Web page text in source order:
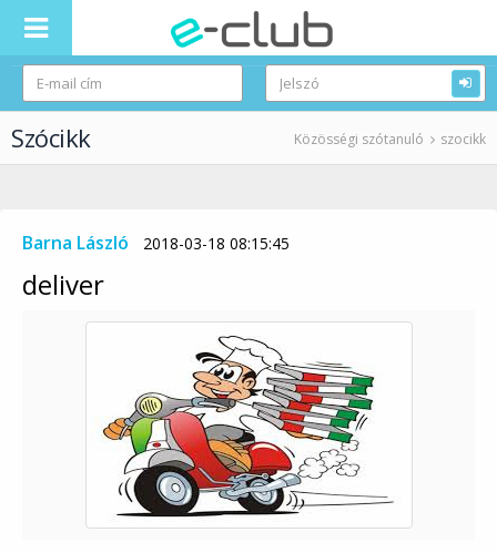
Szócikk Közösségi szótanuló szocikk
Barna László 2018-03-18 08:15:45
deliver